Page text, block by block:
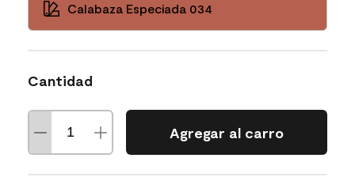
Calabaza Especiada 034
Cantidad
Agregar al carro